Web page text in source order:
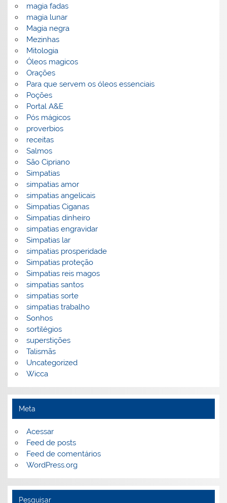
magia fadas
magia lunar
Magia negra
Mezinhas
Mitologia
Óleos magicos
Orações
Para que servem os óleos essenciais
Poções
Portal A&E
Pós mágicos
proverbios
receitas
Salmos
São Cipriano
Simpatias
simpatias amor
simpatias angelicais
Simpatias Ciganas
Simpatias dinheiro
simpatias engravidar
Simpatias lar
simpatias prosperidade
Simpatias proteção
Simpatias reis magos
simpatias santos
simpatias sorte
simpatias trabalho
Sonhos
sortilégios
superstições
Talismãs
Uncategorized
Wicca
Meta
Acessar
Feed de posts
Feed de comentários
WordPress.org
Pesquisar